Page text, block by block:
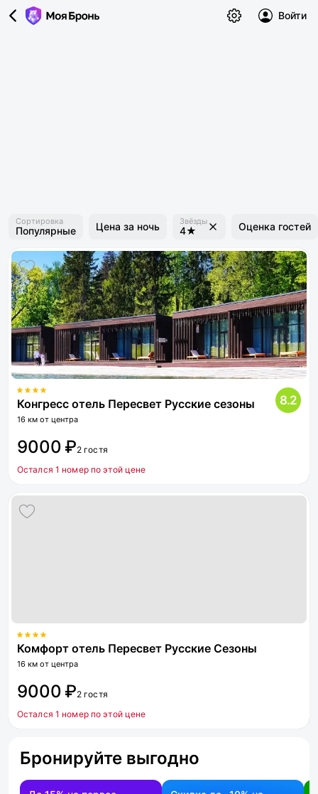
Войти
Сортировка
Популярные Цена за ночь Звёзды
4★ Оценка гостей
Конгресс отель Пересвет Русские сезоны
16 км от центра
8.2
9000 ₽2 гостя
Остался 1 номер по этой цене
Комфорт отель Пересвет Русские Сезоны
16 км от центра
9000 ₽2 гостя
Остался 1 номер по этой цене
Бронируйте выгодно